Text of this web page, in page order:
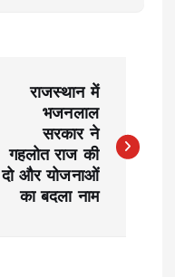
राजस्थान में
भजनलाल
सरकार ने
गहलोत राज की
दो और योजनाओं
का बदला नाम